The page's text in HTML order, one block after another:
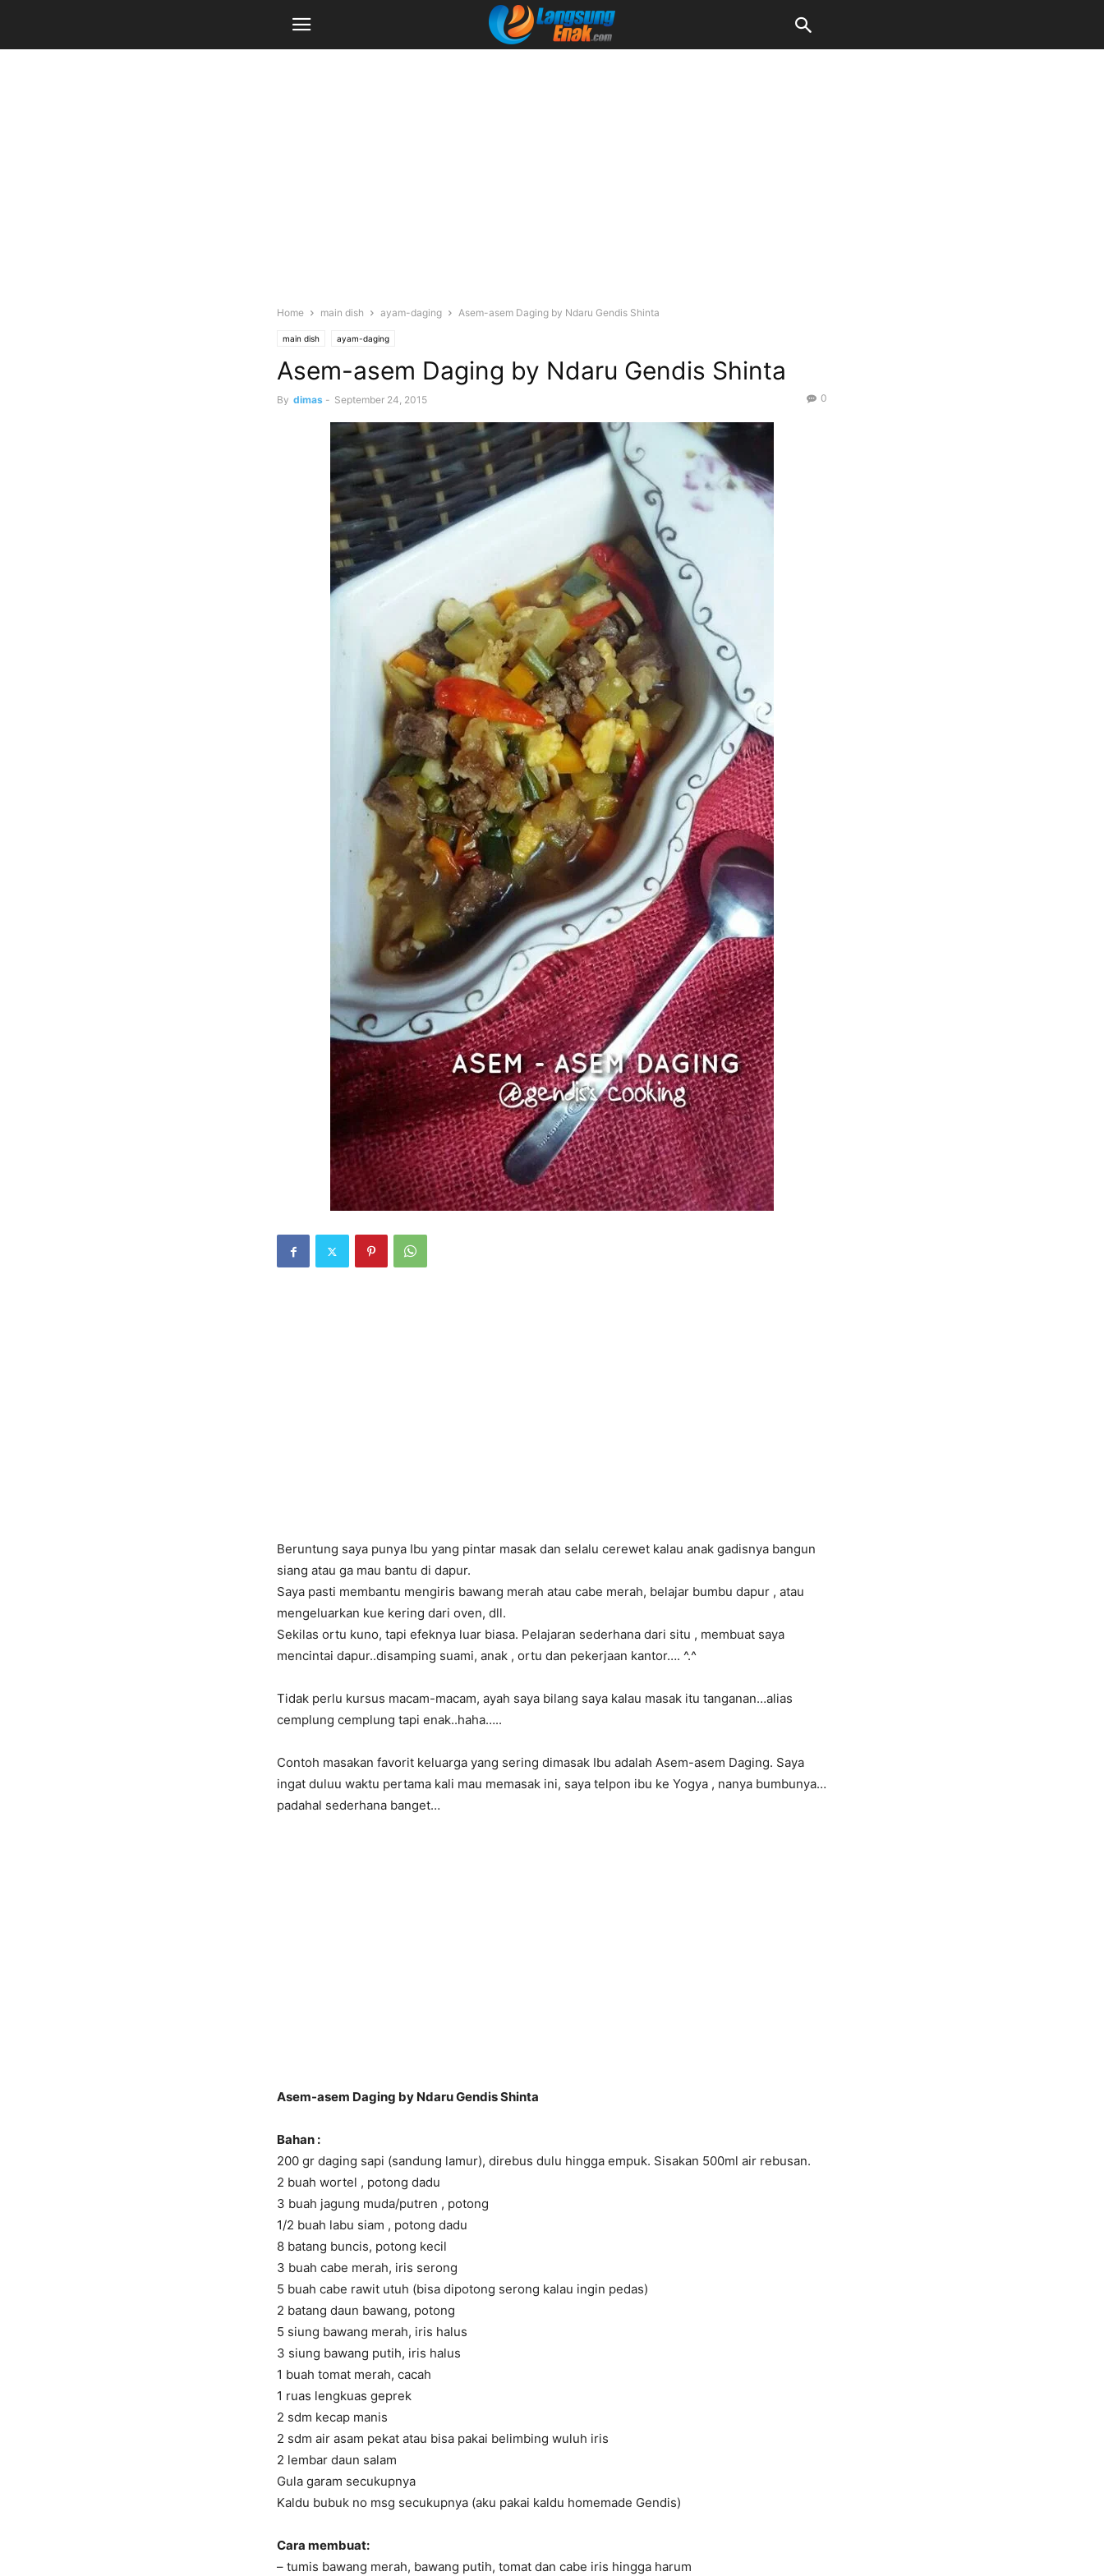
Home main dish ayam-daging Asem-asem Daging by Ndaru Gendis Shinta
main dish ayam-daging
Asem-asem Daging by Ndaru Gendis Shinta
By dimas - September 24, 2015 0
Beruntung saya punya Ibu yang pintar masak dan selalu cerewet kalau anak gadisnya bangun
siang atau ga mau bantu di dapur.
Saya pasti membantu mengiris bawang merah atau cabe merah, belajar bumbu dapur , atau
mengeluarkan kue kering dari oven, dll.
Sekilas ortu kuno, tapi efeknya luar biasa. Pelajaran sederhana dari situ , membuat saya
mencintai dapur..disamping suami, anak , ortu dan pekerjaan kantor…. ^.^
Tidak perlu kursus macam-macam, ayah saya bilang saya kalau masak itu tanganan…alias
cemplung cemplung tapi enak..haha…..
Contoh masakan favorit keluarga yang sering dimasak Ibu adalah Asem-asem Daging. Saya
ingat duluu waktu pertama kali mau memasak ini, saya telpon ibu ke Yogya , nanya bumbunya…
padahal sederhana banget…
Asem-asem Daging by Ndaru Gendis Shinta
Bahan :
200 gr daging sapi (sandung lamur), direbus dulu hingga empuk. Sisakan 500ml air rebusan.
2 buah wortel , potong dadu
3 buah jagung muda/putren , potong
1/2 buah labu siam , potong dadu
8 batang buncis, potong kecil
3 buah cabe merah, iris serong
5 buah cabe rawit utuh (bisa dipotong serong kalau ingin pedas)
2 batang daun bawang, potong
5 siung bawang merah, iris halus
3 siung bawang putih, iris halus
1 buah tomat merah, cacah
1 ruas lengkuas geprek
2 sdm kecap manis
2 sdm air asam pekat atau bisa pakai belimbing wuluh iris
2 lembar daun salam
Gula garam secukupnya
Kaldu bubuk no msg secukupnya (aku pakai kaldu homemade Gendis)
Cara membuat:
– tumis bawang merah, bawang putih, tomat dan cabe iris hingga harum